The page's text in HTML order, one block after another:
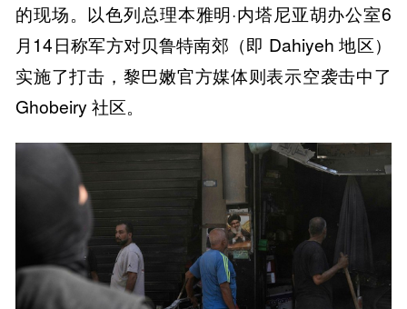
的现场。以色列总理本雅明·内塔尼亚胡办公室6
月14日称军方对贝鲁特南郊（即 Dahiyeh 地区）
实施了打击，黎巴嫩官方媒体则表示空袭击中了
Ghobeiry 社区。